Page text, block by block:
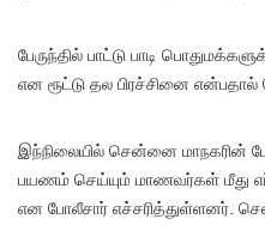
பேருந்தில் பாட்டு பாடி
என ரூட்டு தல பிரச்சினை
இந்நிலையில் சென்னை மாநகரின்
பயணம் செய்யும் மாணவர்கள் மீது
என போலீசார் எச்சரித்துள்ளனர்.